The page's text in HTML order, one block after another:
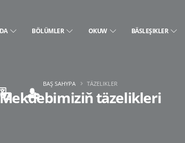
BÖLÜMLER OKUW BÄSLEŞIKLER
täzelikleri
BAŞ SAHYPA TÄZELIKLER